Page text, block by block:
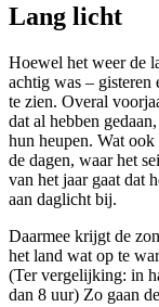
Lang licht
Hoewel het weer de
achtig was – gisteren
te zien. Overal
dat al hebben
hun heupen. Wat
de dagen, waar het
van het jaar gaat dat
aan daglicht bij.
Daarmee krijgt de
het land wat op te
(Ter vergelijking: in
dan 8 uur) Zo gaan